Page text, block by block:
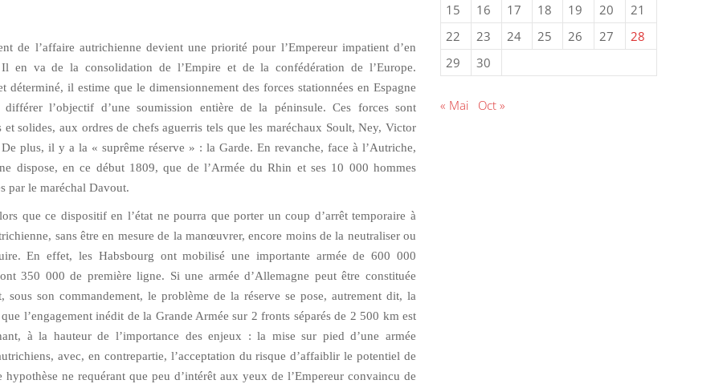
de l’affaire autrichienne devient une priorité pour l’Empereur impatient d’en
Il en va de la consolidation de l’Empire et de la confédération de l’Europe.
déterminé, il estime que le dimensionnement des forces stationnées en Espagne
différer l’objectif d’une soumission entière de la péninsule. Ces forces sont
et solides, aux ordres de chefs aguerris tels que les maréchaux Soult, Ney, Victor
plus, il y a la « suprême réserve » : la Garde. En revanche, face à l’Autriche,
dispose, en ce début 1809, que de l’Armée du Rhin et ses 10 000 hommes
par le maréchal Davout.
que ce dispositif en l’état ne pourra que porter un coup d’arrêt temporaire à
sans être en mesure de la manœuvrer, encore moins de la neutraliser ou
En effet, les Habsbourg ont mobilisé une importante armée de 600 000
350 000 de première ligne. Si une armée d’Allemagne peut être constituée
sous son commandement, le problème de la réserve se pose, autrement dit, la
l’engagement inédit de la Grande Armée sur 2 fronts séparés de 2 500 km est
à la hauteur de l’importance des enjeux : la mise sur pied d’une armée
avec, en contrepartie, l’acceptation du risque d’affaiblir le potentiel de
ne requérant que peu d’intérêt aux yeux de l’Empereur convaincu de
15
16 17 18 19 20
21
22
23 24 25 26 27
28
29
30
« Mai Oct »